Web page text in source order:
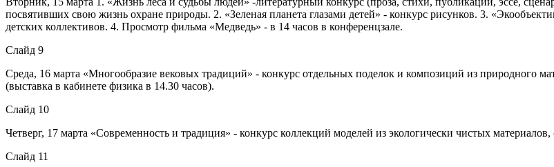
посвятивших свою жизнь охране природы. 2. «Зеленая планета глазами детей» - конкурс рисунков. 3.
детских коллективов. 4. Просмотр фильма «Медведь» - в 14 часов в конференцзале.
Слайд 9
Среда, 16 марта «Многообразие вековых традиций» - конкурс отдельных поделок и композиций из природного
(выставка в кабинете физика в 14.30 часов).
Слайд 10
Четверг, 17 марта «Современность и традиция» - конкурс коллекций моделей из экологически чистых
Слайд 11